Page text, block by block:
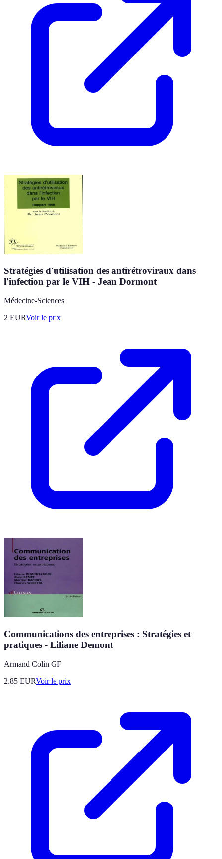
Stratégies d'utilisation des antirétroviraux dans
l'infection par le VIH - Jean Dormont
Médecine-Sciences
2 EURVoir le prix
Communications des entreprises : Stratégies et
pratiques - Liliane Demont
Armand Colin GF
2.85 EURVoir le prix